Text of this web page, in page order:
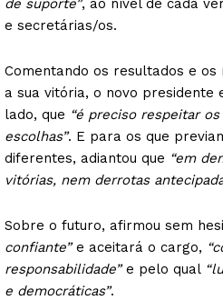
e secretárias/os.
Comentando os resultados e os
a sua vitória, o novo presidente
lado, que “é preciso respeitar
escolhas”. E para os que
diferentes, adiantou que “em
vitórias, nem derrotas
Sobre o futuro, afirmou sem
confiante”e aceitará o cargo,
responsabilidade”e pelo qual
e democráticas”.